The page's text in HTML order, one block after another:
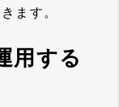
ます。
用する